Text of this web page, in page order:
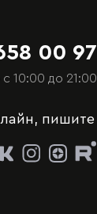
00 97
10:00 до 21:00
пишите